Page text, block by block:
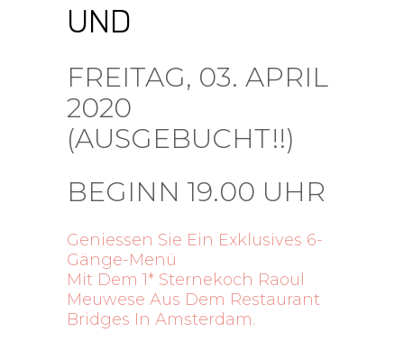
UND
FREITAG, 03. APRIL
2020
(AUSGEBUCHT!!)
BEGINN 19.00 UHR
Geniessen Sie Ein Exklusives 6-
Gänge-Menü
Mit Dem 1* Sternekoch Raoul
Meuwese Aus Dem Restaurant
Bridges In Amsterdam.